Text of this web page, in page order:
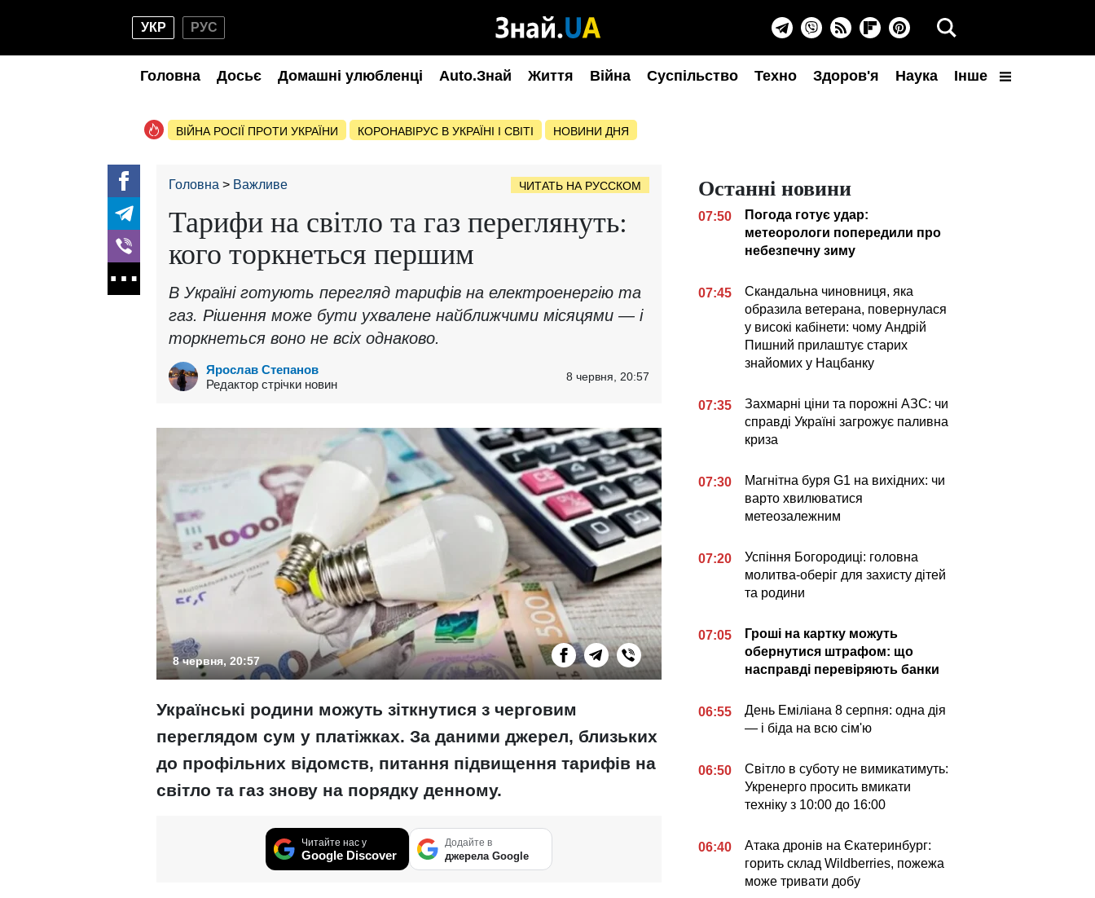
УКР РУС
Головна Досьє Домашні улюбленці Auto.Знай Життя Війна Суспільство Техно Здоров'я Наука Інше
ВІЙНА РОСІЇ ПРОТИ УКРАЇНИ КОРОНАВІРУС В УКРАЇНІ І СВІТІ НОВИНИ ДНЯ
Головна Важливе ЧИТАТЬ НА РУССКОМ
Тарифи на світло та газ переглянуть:
кого торкнеться першим
В Україні готують перегляд тарифів на електроенергію та
газ. Рішення може бути ухвалене найближчими місяцями — і
торкнеться воно не всіх однаково.
Ярослав Степанов
Редактор стрічки новин
8 червня, 20:57
8 червня, 20:57
Українські родини можуть зіткнутися з черговим
переглядом сум у платіжках. За даними джерел, близьких
до профільних відомств, питання підвищення тарифів на
світло та газ знову на порядку денному.
Читайте нас у
Google Discover
Додайте в
джерела Google
Останні новини
07:50
Погода готує удар:
метеорологи попередили про
небезпечну зиму
07:45
Скандальна чиновниця, яка
образила ветерана, повернулася
у високі кабінети: чому Андрій
Пишний прилаштує старих
знайомих у Нацбанку
07:35
Захмарні ціни та порожні АЗС: чи
справді Україні загрожує паливна
криза
07:30
Магнітна буря G1 на вихідних: чи
варто хвилюватися
метеозалежним
07:20
Успіння Богородиці: головна
молитва-оберіг для захисту дітей
та родини
07:05
Гроші на картку можуть
обернутися штрафом: що
насправді перевіряють банки
06:55
День Еміліана 8 серпня: одна дія
— і біда на всю сім'ю
06:50
Світло в суботу не вимикатимуть:
Укренерго просить вмикати
техніку з 10:00 до 16:00
06:40
Атака дронів на Єкатеринбург:
горить склад Wildberries, пожежа
може тривати добу